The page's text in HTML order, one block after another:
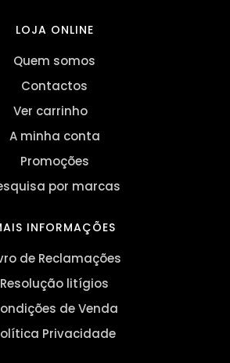
LOJA ONLINE
Quem somos
Contactos
Ver carrinho
A minha conta
Promoções
por marcas
INFORMAÇÕES
de Reclamações
Resolução litígios
de Venda
Privacidade